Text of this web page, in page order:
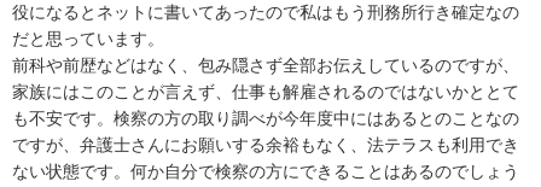
役になるとネットに書いてあったので私はもう刑務所行き確定なの
だと思っています。
前科や前歴などはなく、包み隠さず全部お伝えしているのですが、
家族にはこのことが言えず、仕事も解雇されるのではないかととて
も不安です。検察の方の取り調べが今年度中にはあるとのことなの
ですが、弁護士さんにお願いする余裕もなく、法テラスも利用でき
ない状態です。何か自分で検察の方にできることはあるのでしょう